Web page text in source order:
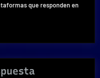
que responden en